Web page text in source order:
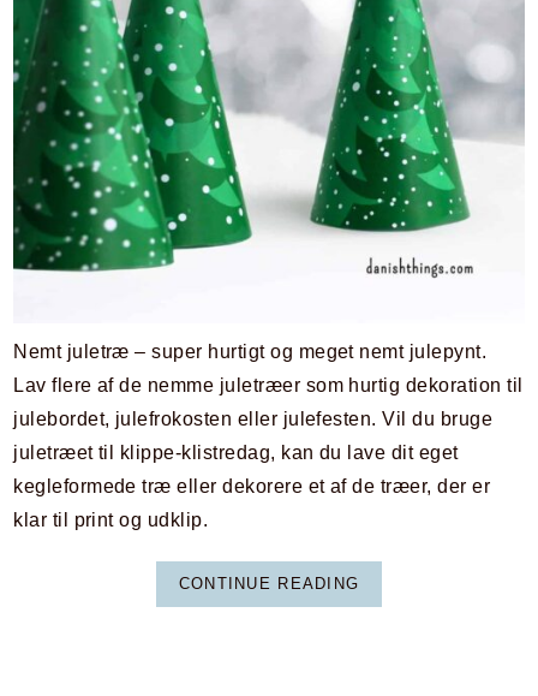
Nemt juletræ – super hurtigt og meget nemt julepynt.
Lav flere af de nemme juletræer som hurtig dekoration til
julebordet, julefrokosten eller julefesten. Vil du bruge
juletræet til klippe-klistredag, kan du lave dit eget
kegleformede træ eller dekorere et af de træer, der er
klar til print og udklip.
CONTINUE READING